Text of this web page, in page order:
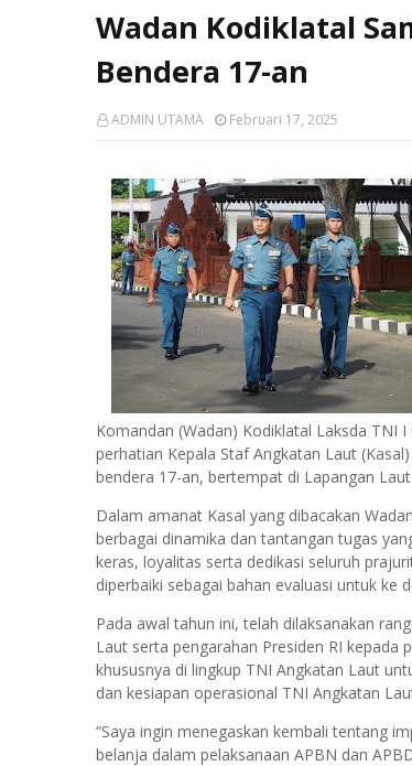
Wadan Kodiklatal
Bendera 17-an
ADMIN UTAMA Februari 17, 2025
Komandan (Wadan) Kodiklatal Laksda TNI
perhatian Kepala Staf Angkatan Laut
bendera 17-an, bertempat di Lapangan
Dalam amanat Kasal yang dibacakan
berbagai dinamika dan tantangan tugas
keras, loyalitas serta dedikasi seluruh
diperbaiki sebagai bahan evaluasi untuk ke
Pada awal tahun ini, telah dilaksanakan
Laut serta pengarahan Presiden RI kepada
khususnya di lingkup TNI Angkatan Laut
dan kesiapan operasional TNI Angkatan
“Saya ingin menegaskan kembali tentang
belanja dalam pelaksanaan APBN dan